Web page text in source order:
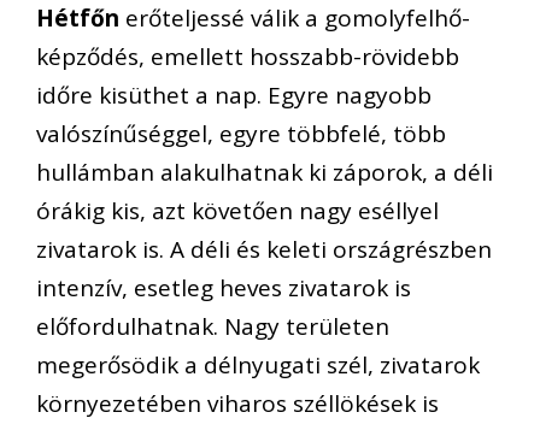
Hétfőn erőteljessé válik a gomolyfelhő-
képződés, emellett hosszabb-rövidebb
időre kisüthet a nap. Egyre nagyobb
valószínűséggel, egyre többfelé, több
hullámban alakulhatnak ki záporok, a déli
órákig kis, azt követően nagy eséllyel
zivatarok is. A déli és keleti országrészben
intenzív, esetleg heves zivatarok is
előfordulhatnak. Nagy területen
megerősödik a délnyugati szél, zivatarok
környezetében viharos széllökések is